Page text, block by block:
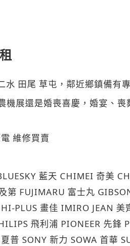
水 田尾 草屯，鄰近鄉鎮備有
機展還是婚喪喜慶，婚宴、
維修買賣
藍天 CHIMEI 奇美
第 FUJIMARU 富士丸
PLUS 畫佳 IMIRO JEAN 美
飛利浦 PIONEER 先鋒
夏普 SONY 新力 SOWA 首華